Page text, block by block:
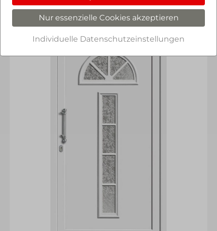
Nur essenzielle Cookies akzeptieren
Individuelle Datenschutzeinstellungen